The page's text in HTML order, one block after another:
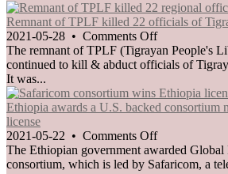
TPLF
meddling
rally
staged
in
Addis
Remnant of TPLF killed 22 officials of
2021-05-28 • Comments Offon
Remnant
of
killed
22
of
Tigray
interim
The remnant of TPLF (Tigrayan People's
continued to kill & abduct officials of
It was...
Ethiopia awards a U.S. backed consortium
license
2021-05-22 • Comments Offon
Ethiopia
awards
The Ethiopian government awarded
consortium, which is led by Safaricom, a